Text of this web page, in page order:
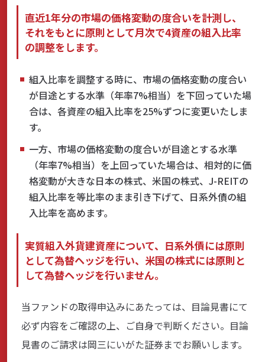
直近1年分の市場の価格変動の度合いを計測し、
それをもとに原則として月次で4資産の組入比率
の調整をします。
組入比率を調整する時に、市場の価格変動の度合い
が目途とする水準（年率7%相当）を下回っていた場
合は、各資産の組入比率を25%ずつに変更いたしま
す。
一方、市場の価格変動の度合いが目途とする水準
（年率7%相当）を上回っていた場合は、相対的に価
格変動が大きな日本の株式、米国の株式、J-REITの
組入比率を等比率のまま引き下げて、日系外債の組
入比率を高めます。
実質組入外貨建資産について、日系外債には原則
として為替ヘッジを行い、米国の株式には原則と
して為替ヘッジを行いません。
当ファンドの取得申込みにあたっては、目論見書にて
必ず内容をご確認の上、ご自身で判断ください。目論
見書のご請求は岡三にいがた証券までお願いします。